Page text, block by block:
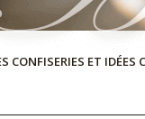
CONFISERIES ET IDÉES